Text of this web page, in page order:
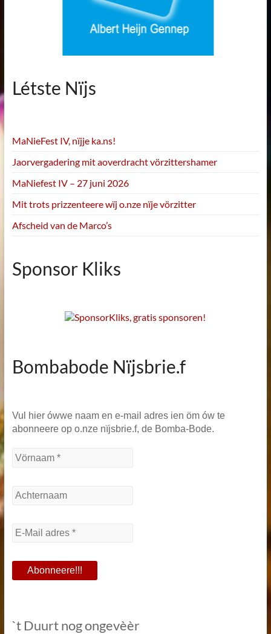
Létste Nïjs
MaNieFest IV, nïjje ka.ns!
Jaorvergadering mit aoverdracht vörzittershamer
MaNiefest IV – 27 juni 2026
Mit trots prizzenteere wïj o.nze nïje vörzitter
Afscheid van de Marco’s
Sponsor Kliks
Bombabode Nïjsbrie.f
Vul hier ówwe naam en e-mail adres ien öm ów te
abonneere op o.nze nïjsbrie.f, de Bomba-Bode.
`t Duurt nog ongevèèr